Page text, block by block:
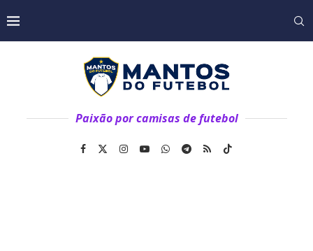
Paixão por camisas de futebol